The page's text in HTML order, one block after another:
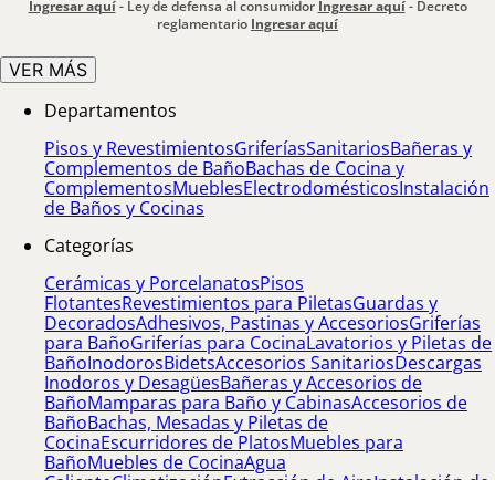
Ingresar aquí- Ley de defensa al consumidor Ingresar aquí- Decreto
reglamentario Ingresar aquí
VER MÁS
Departamentos
Pisos y RevestimientosGriferíasSanitariosBañeras y
Complementos de BañoBachas de Cocina y
ComplementosMueblesElectrodomésticosInstalación
de Baños y Cocinas
Categorías
Cerámicas y PorcelanatosPisos
FlotantesRevestimientos para PiletasGuardas y
DecoradosAdhesivos, Pastinas y AccesoriosGriferías
para BañoGriferías para CocinaLavatorios y Piletas de
BañoInodorosBidetsAccesorios SanitariosDescargas
Inodoros y DesagüesBañeras y Accesorios de
BañoMamparas para Baño y CabinasAccesorios de
BañoBachas, Mesadas y Piletas de
CocinaEscurridores de PlatosMuebles para
BañoMuebles de CocinaAgua